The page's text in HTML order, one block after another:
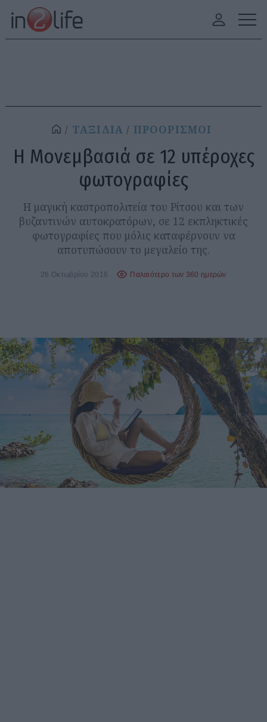
ΤΑΞΙΔΙΑ ΠΡΟΟΡΙΣΜΟΙ
Η Μονεμβασιά σε 12 υπέροχες
φωτογραφίες
Η μαγική καστροπολιτεία του Ρίτσου και των
βυζαντινών αυτοκρατόρων, σε 12 εκπληκτικές
φωτογραφίες που μόλις καταφέρνουν να
αποτυπώσουν το μεγαλείο της.
26 Οκτωβρίου 2016 Παλαιότερο των 360 ημερών